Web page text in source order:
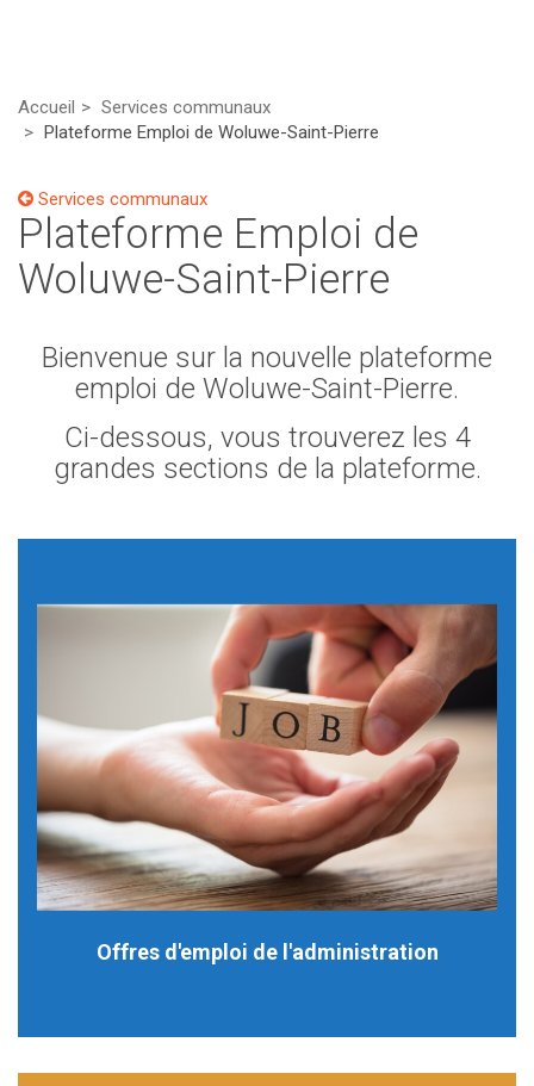
Accueil
Services communaux
Plateforme Emploi de Woluwe-Saint-Pierre
Services communaux
Plateforme Emploi de
Woluwe-Saint-Pierre
Bienvenue sur la nouvelle plateforme
emploi de Woluwe-Saint-Pierre.
Ci-dessous, vous trouverez les 4
grandes sections de la plateforme.
Offres d'emploi de l'administration